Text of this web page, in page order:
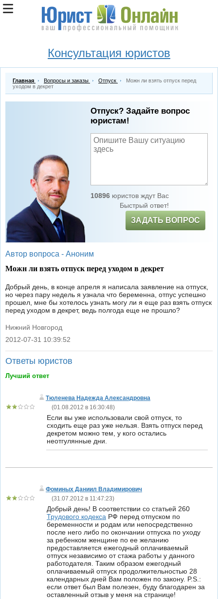
Консультация юристов
Главная Вопросы и заказы Отпуск
Можн ли взять отпуск перед
уходом в декрет
Отпуск? Задайте вопрос
юристам!
10896юристов ждут Вас
Быстрый ответ!
ЗАДАТЬ ВОПРОС
Автор вопроса - Аноним
Можн ли взять отпуск перед уходом в декрет
Добрый день, в конце апреля я написала заявление на отпуск,
но через пару недель я узнала что беременна, отпус успешно
прошел, мне бы хотелось узнать могу ли я еще раз взять отпуск
перед уходом в декрет, ведь полгода еще не прошло?
Нижний Новгород
|
2012-07-31 10:39:52
Ответы юристов
Лучший ответ
Тюленева Надежда Александровна
(01.08.2012 в 16:30:48)
Если вы уже использовали свой отпуск, то
сходить еще раз уже нельзя. Взять отпуск перед
декретом можно тем, у кого остались
неотгулянные дни.
Фоминых Даниил Владимирович
(31.07.2012 в 11:47:23)
Добрый день! В соответствии со статьей 260
Трудового кодекса РФ перед отпуском по
беременности и родам или непосредственно
после него либо по окончании отпуска по уходу
за ребенком женщине по ее желанию
предоставляется ежегодный оплачиваемый
отпуск независимо от стажа работы у данного
работодателя. Таким образом ежегодный
оплачиваемый отпуск продолжительностью 28
календарных дней Вам положен по закону. P.S.:
если ответ был Вам полезен, буду благодарен за
оставленный отзыв у меня на странице!